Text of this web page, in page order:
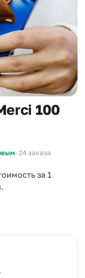
100
· 24 заказа
за 1